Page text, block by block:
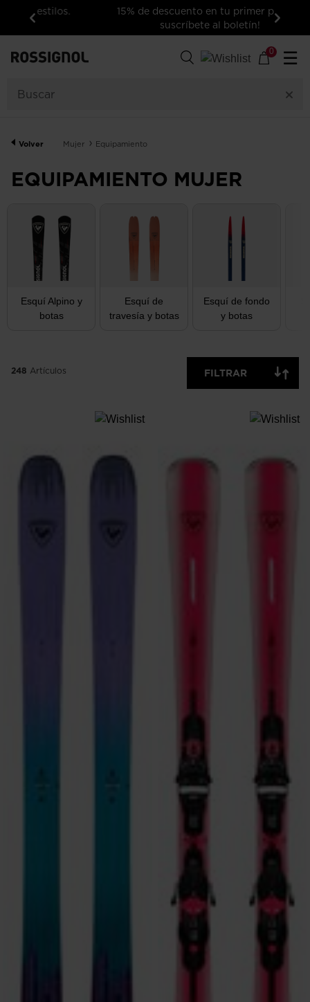
Anterior
15% de descuento en tu primer pedido:
suscríbete al boletín!
0 ☰
Volver Mujer Equipamiento
EQUIPAMIENTO MUJER
Esquí Alpino y
botas
Esquí de
travesía y botas
Esquí de fondo
y botas
COLOR
NIVEL DE ESQUÍ
MOSTRAR
SOLO
OFF
ELIMINAR
248 Artículos FILTRAR